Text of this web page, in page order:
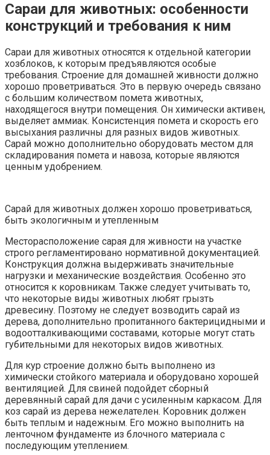
Сараи для животных: особенности
конструкций и требования к ним
Сараи для животных относятся к отдельной категории
хозблоков, к которым предъявляются особые
требования. Строение для домашней живности должно
хорошо проветриваться. Это в первую очередь связано
с большим количеством помета животных,
находящегося внутри помещения. Он химически активен,
выделяет аммиак. Консистенция помета и скорость его
высыхания различны для разных видов животных.
Сарай можно дополнительно оборудовать местом для
складирования помета и навоза, которые являются
ценным удобрением.
Сарай для животных должен хорошо проветриваться,
быть экологичным и утепленным
Месторасположение сарая для живности на участке
строго регламентировано нормативной документацией.
Конструкция должна выдерживать значительные
нагрузки и механические воздействия. Особенно это
относится к коровникам. Также следует учитывать то,
что некоторые виды животных любят грызть
древесину. Поэтому не следует возводить сарай из
дерева, дополнительно пропитанного бактерицидными и
водоотталкивающими составами, которые могут стать
губительными для некоторых видов животных.
Для кур строение должно быть выполнено из
химически стойкого материала и оборудовано хорошей
вентиляцией. Для свиней подойдет сборный
деревянный сарай для дачи с усиленным каркасом. Для
коз сарай из дерева нежелателен. Коровник должен
быть теплым и надежным. Его можно выполнить на
ленточном фундаменте из блочного материала с
последующим утеплением.